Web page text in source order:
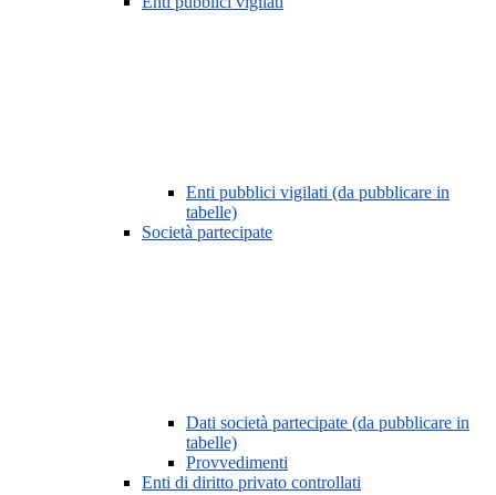
Enti pubblici vigilati (da pubblicare in
tabelle)
Società partecipate
Dati società partecipate (da pubblicare in
tabelle)
Provvedimenti
Enti di diritto privato controllati